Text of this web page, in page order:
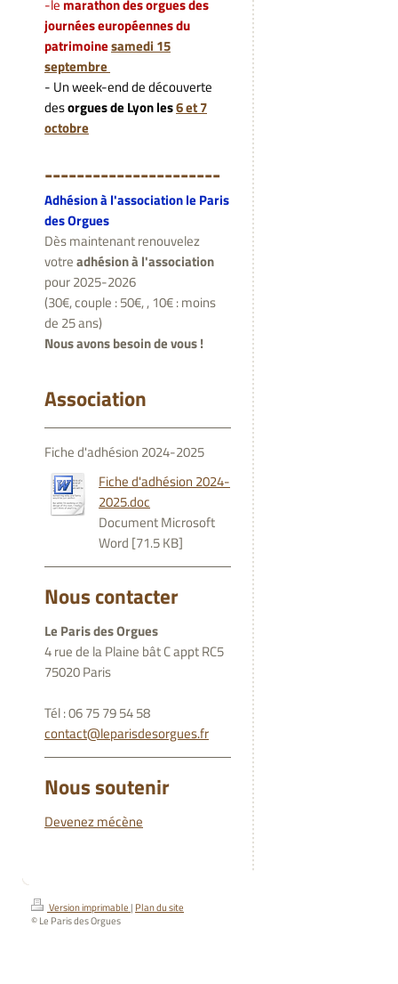
-le marathon des orgues des
journées européennes du
patrimoinesamedi 15
septembre
- Un week-end de découverte
desorgues de Lyon les6 et 7
octobre
----------------------
Adhésion à l'association le Paris
des Orgues
Dès maintenant renouvelez
votreadhésion à l'association
pour 2025-2026
(30€, couple : 50€, , 10€ : moins
de 25 ans)
Nous avons besoin de vous !
Association
Fiche d'adhésion 2024-2025
Fiche d'adhésion 2024-
2025.doc
Document Microsoft
Word [71.5 KB]
Nous contacter
Le Paris des Orgues
4 rue de la Plaine bât C appt RC5
75020 Paris
Tél : 06 75 79 54 58
contact@leparisdesorgues.fr
Nous soutenir
Devenez mécène
Version imprimable | Plan du site
© Le Paris des Orgues